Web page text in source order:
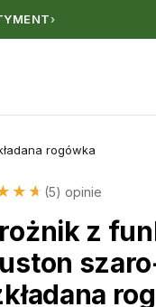
›
rogówka
(5) opinie
z